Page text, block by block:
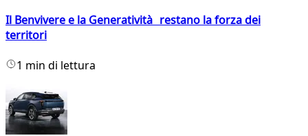
Il Benvivere e la Generatività restano la forza dei
territori
1 min di lettura